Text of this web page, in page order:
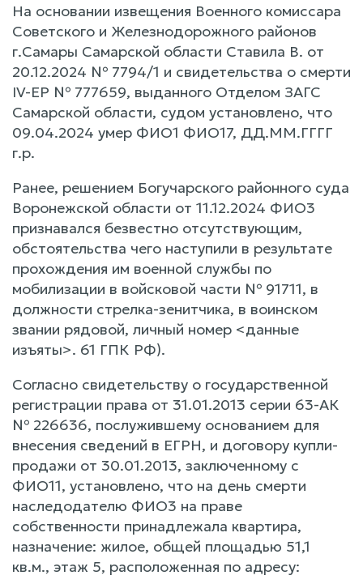
На основании извещения Военного комиссара
Советского и Железнодорожного районов
г.Самары Самарской области Ставила В. от
20.12.2024 № 7794/1 и свидетельства о смерти
IV-EP № 777659, выданного Отделом ЗАГС
Самарской области, судом установлено, что
09.04.2024 умер ФИО1 ФИО17, ДД.ММ.ГГГГ
г.р.
Ранее, решением Богучарского районного суда
Воронежской области от 11.12.2024 ФИО3
признавался безвестно отсутствующим,
обстоятельства чего наступили в результате
прохождения им военной службы по
мобилизации в войсковой части № 91711, в
должности стрелка-зенитчика, в воинском
звании рядовой, личный номер <данные
изъяты>. 61 ГПК РФ).
Согласно свидетельству о государственной
регистрации права от 31.01.2013 серии 63-АК
№ 226636, послужившему основанием для
внесения сведений в ЕГРН, и договору купли-
продажи от 30.01.2013, заключенному с
ФИО11, установлено, что на день смерти
наследодателю ФИО3 на праве
собственности принадлежала квартира,
назначение: жилое, общей площадью 51,1
кв.м., этаж 5, расположенная по адресу: